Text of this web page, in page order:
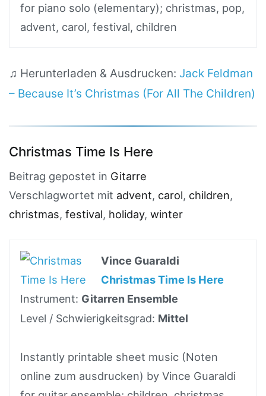
for piano solo (elementary); christmas, pop,
advent, carol, festival, children
♫ Herunterladen & Ausdrucken: Jack Feldman
– Because It’s Christmas (For All The Children)
Christmas Time Is Here
Beitrag gepostet in Gitarre
Verschlagwortet mit advent, carol, children,
christmas, festival, holiday, winter
Vince Guaraldi
Christmas Time Is Here
Instrument: Gitarren Ensemble
Level / Schwierigkeitsgrad: Mittel
Instantly printable sheet music (Noten
online zum ausdrucken) by Vince Guaraldi